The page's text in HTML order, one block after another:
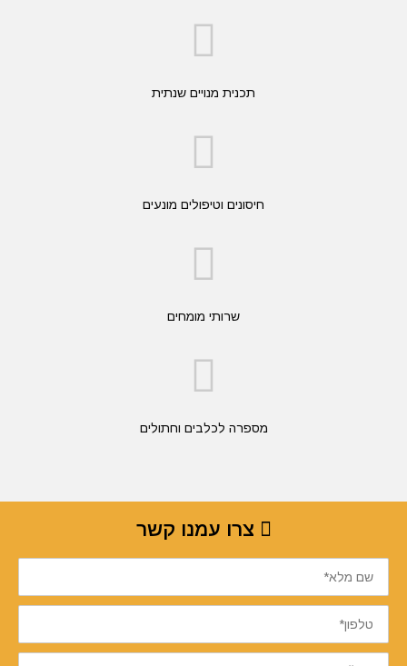
תכנית מנויים שנתית
חיסונים וטיפולים מונעים
שרותי מומחים
מספרה לכלבים וחתולים
צרו עמנו קשר
שם
טלפון*
דוא״ל